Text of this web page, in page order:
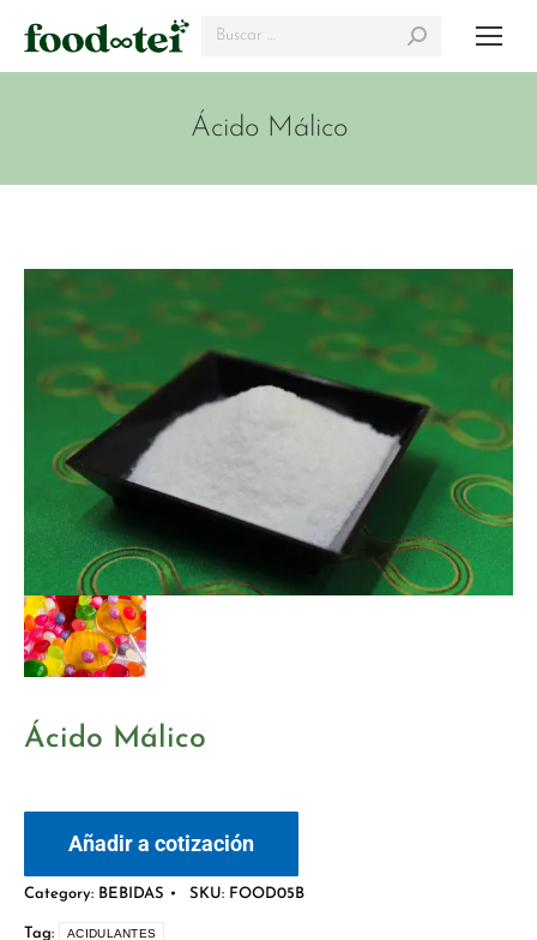
Search:
Ácido Málico
Ácido Málico
Añadir a cotización
Category: BEBIDAS SKU: FOOD05B
Tag: ACIDULANTES